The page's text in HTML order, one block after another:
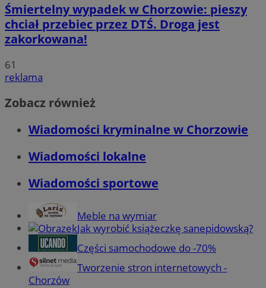
Śmiertelny wypadek w Chorzowie: pieszy
chciał przebiec przez DTŚ. Droga jest
zakorkowana!
61
reklama
Zobacz również
Wiadomości kryminalne w Chorzowie
Wiadomości lokalne
Wiadomości sportowe
Meble na wymiar
Jak wyrobić książeczkę sanepidowską?
Części samochodowe do -70%
Tworzenie stron internetowych -
Chorzów